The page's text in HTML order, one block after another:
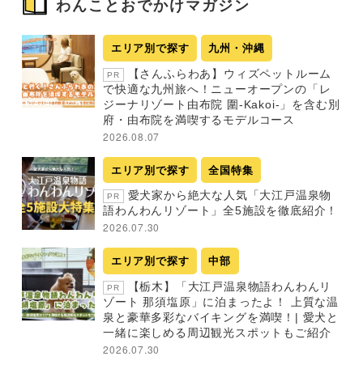
わんことおでかけマガジン
エリア別で探す 九州・沖縄
PR
【さんふらわあ】ウィズペットルーム
で快適な九州旅へ！ニューオープンの「レ
ジーナリゾート由布院 圍-Kakoi-」を含む別
府・由布院を満喫するモデルコース
2026.08.07
エリア別で探す 全国特集
PR
愛犬家から絶大な人気「大江戸温泉物
語わんわんリゾート」全5施設を徹底紹介！
2026.07.30
エリア別で探す 中部
PR
【栃木】「大江戸温泉物語わんわんリ
ゾート 那須塩原」に泊まったよ！ 上質な温
泉と豪華多彩なバイキングを満喫！| 愛犬と
一緒に楽しめる周辺観光スポットもご紹介
2026.07.30